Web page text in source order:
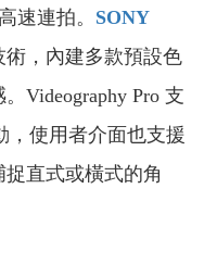
速連拍。 SONY
術，內建多款預設色
Videography Pro 支
，使用者介面也支援
直式或橫式的角